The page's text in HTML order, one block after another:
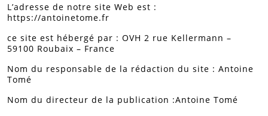
L’adresse de notre site Web est :
https://antoinetome.fr
ce site est hébergé par : OVH 2 rue Kellermann –
59100 Roubaix – France
Nom du responsable de la rédaction du site : Antoine
Tomé
Nom du directeur de la publication :Antoine Tomé